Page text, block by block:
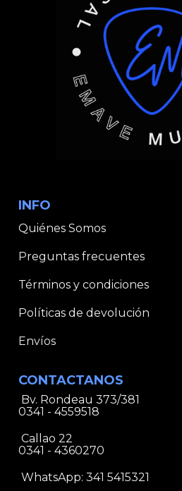
INFO
Quiénes Somos
Preguntas frecuentes
Términos y condiciones
Políticas de devolución
Envíos
CONTACTANOS
Bv. Rondeau 373/381
0341 - 4559518
Callao 22
0341 - 4360270
WhatsApp: 341 5415321